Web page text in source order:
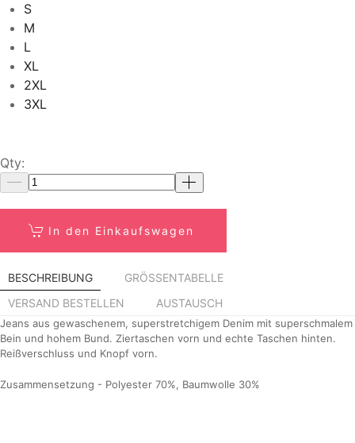
S
M
L
XL
2XL
3XL
Qty:
In den Einkaufswagen
BESCHREIBUNG
GRÖSSENTABELLE
VERSAND BESTELLEN
AUSTAUSCH
Jeans aus gewaschenem, superstretchigem Denim mit superschmalem
Bein und hohem Bund. Ziertaschen vorn und echte Taschen hinten.
Reißverschluss und Knopf vorn.
Zusammensetzung - Polyester 70%, Baumwolle 30%